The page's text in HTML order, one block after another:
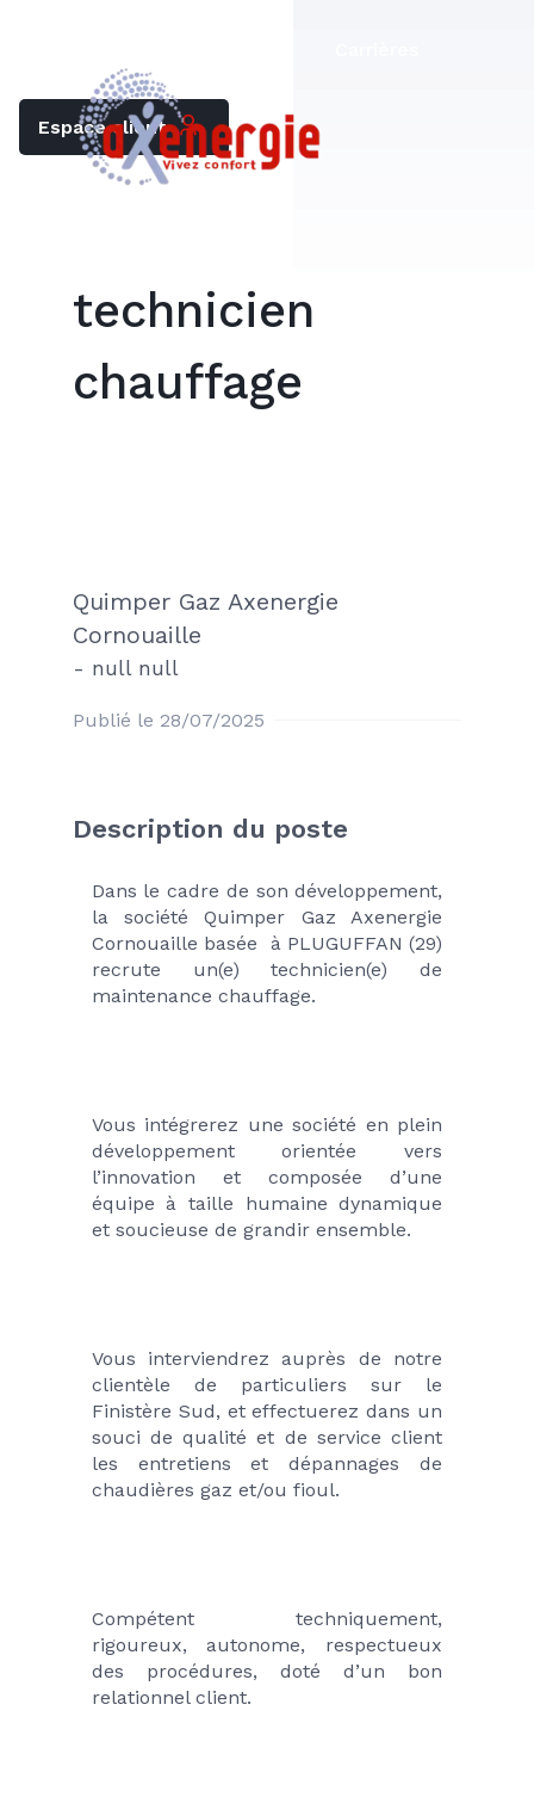
Espace client
technicien
chauffage
Quimper Gaz Axenergie
Cornouaille
- null null
Publié le 28/07/2025
Description du poste
Dans le cadre de son développement,
la société Quimper Gaz Axenergie
Cornouaille basée  à PLUGUFFAN (29)
recrute un(e) technicien(e) de
maintenance chauffage.
Vous intégrerez une société en plein
développement orientée vers
l’innovation et composée d’une
équipe à taille humaine dynamique
et soucieuse de grandir ensemble.
Vous interviendrez auprès de notre
clientèle de particuliers sur le
Finistère Sud, et effectuerez dans un
souci de qualité et de service client
les entretiens et dépannages de
chaudières gaz et/ou fioul.
Compétent techniquement,
rigoureux, autonome, respectueux
des procédures, doté d’un bon
relationnel client.